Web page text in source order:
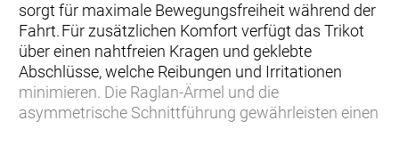
sorgt für maximale Bewegungsfreiheit während der
Fahrt. Für zusätzlichen Komfort verfügt das Trikot
über einen nahtfreien Kragen und geklebte
Abschlüsse, welche Reibungen und Irritationen
minimieren. Die Raglan-Ärmel und die
asymmetrische Schnittführung gewährleisten einen